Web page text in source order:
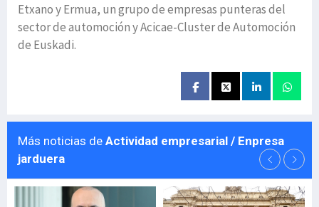
Etxano y Ermua, un grupo de empresas punteras del
sector de automoción y Acicae-Cluster de Automoción
de Euskadi.
Más noticias de Actividad empresarial / Enpresa
jarduera